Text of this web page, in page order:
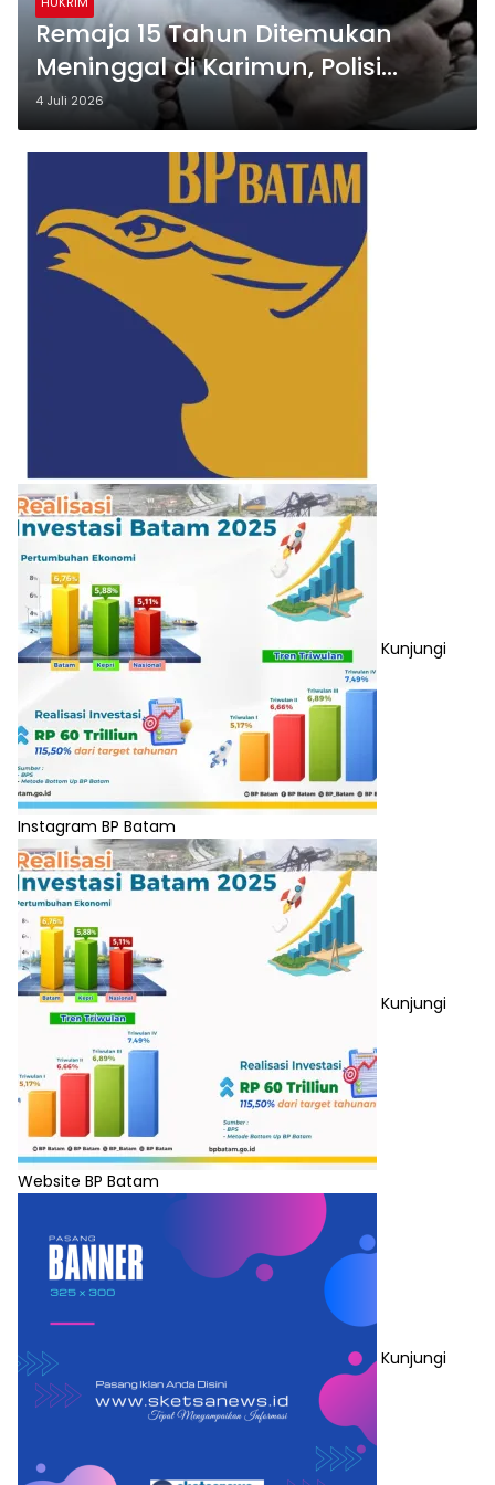
Remaja 15 Tahun Ditemukan
Meninggal di Karimun, Polisi
Masih Selidiki Penyebab Kematian
4 Juli 2026
Kunjungi
Instagram BP Batam
Kunjungi
Website BP Batam
Kunjungi